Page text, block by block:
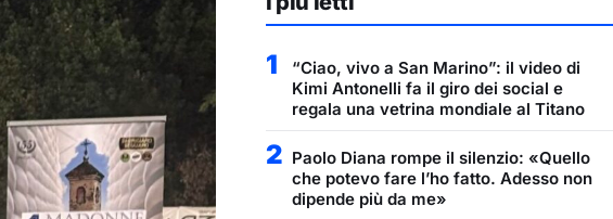
1
“Ciao, vivo a San Marino”: il video di
Kimi Antonelli fa il giro dei social e
regala una vetrina mondiale al Titano
2 Paolo Diana rompe il silenzio: «Quello
che potevo fare l’ho fatto. Adesso non
dipende più da me»